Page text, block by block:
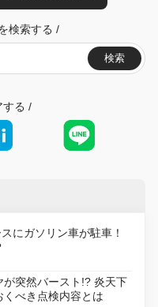
検索する /
検索
る /
にガソリン車が駐車！
突然バースト!? 炎天下
べき点検内容とは